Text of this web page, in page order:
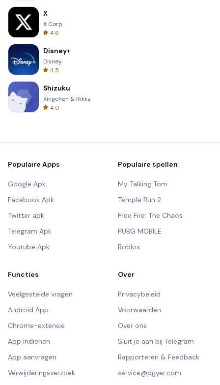
X
X Corp.
4.6
Disney+
Disney
4.5
Shizuku
Xingchen & Rikka
4.0
Populaire Apps
Google Apk
Facebook Apk
Twitter apk
Telegram Apk
Youtube Apk
Populaire spellen
My Talking Tom
Temple Run 2
Free Fire: The Chaos
PUBG MOBILE
Roblox
Functies
Veelgestelde vragen
Android App
Chrome-extensie
App indienen
App aanvragen
Verwijderingsverzoek
Over
Privacybeleid
Voorwaarden
Over ons
Sluit je aan bij Telegram
Rapporteren & Feedback
service@pgyer.com